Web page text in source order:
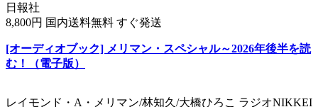
日報社
8,800円 国内送料無料 すぐ発送
[オーディオブック] メリマン・スペシャル～2026年後半を読
む！（電子版）
レイモンド・A・メリマン/林知久/大橋ひろこ ラジオNIKKEI